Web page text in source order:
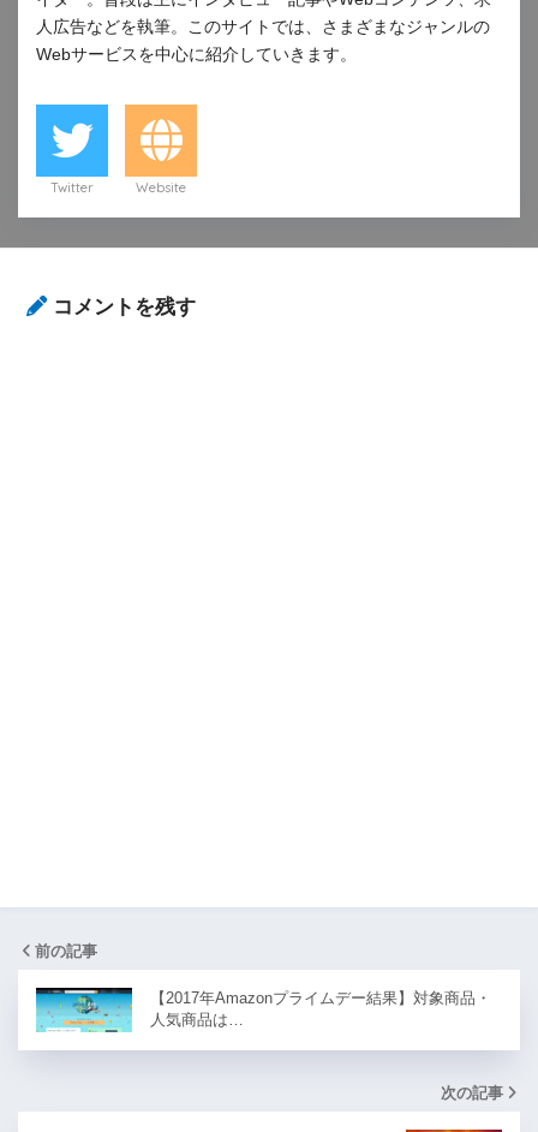
人広告などを執筆。このサイトでは、さまざまなジャンルの
Webサービスを中心に紹介していきます。
Twitter Website
コメントを残す
前の記事
【2017年Amazonプライムデー結果】対象商品・
人気商品は…
次の記事